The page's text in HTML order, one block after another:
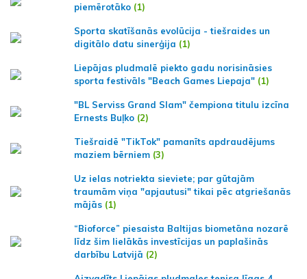
piemērotāko (1)
Sporta skatīšanās evolūcija - tiešraides un
digitālo datu sinerģija (1)
Liepājas pludmalē piekto gadu norisināsies
sporta festivāls "Beach Games Liepaja" (1)
"BL Serviss Grand Slam" čempiona titulu izcīna
Ernests Buļko (2)
Tiešraidē "TikTok" pamanīts apdraudējums
maziem bērniem (3)
Uz ielas notriekta sieviete; par gūtajām
traumām viņa "apjautusi" tikai pēc atgriešanās
mājās (1)
“Bioforce” piesaista Baltijas biometāna nozarē
līdz šim lielākās investīcijas un paplašinās
darbību Latvijā (2)